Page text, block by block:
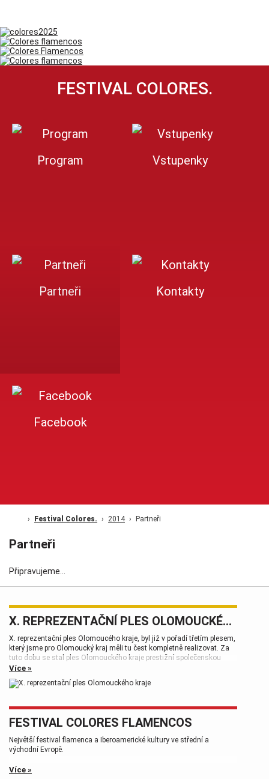
FESTIVAL COLORES.
Program Vstupenky
Partneři Kontakty
Facebook
Festival Colores. 2014 Partneři
Partneři
Připravujeme...
X. REPREZENTAČNÍ PLES OLOMOUCKÉHO KRAJE
X. reprezentační ples Olomoucého kraje, byl již v pořadí třetím plesem,
který jsme pro Olomoucký kraj měli tu čest kompletně realizovat. Za
tuto dobu se stal ples Olomouckého kraje prestižní společenskou
událostí, která patří k vrcholům plesové sezóny.
Více »
FESTIVAL COLORES FLAMENCOS
Největší festival flamenca a Iberoamerické kultury ve střední a
východní Evropě.
Více »